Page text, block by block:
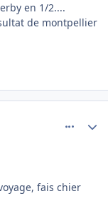
en 1/2....
de montpellier
fais chier